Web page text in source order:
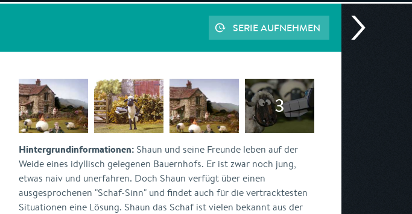
SERIE AUFNEHMEN
Hintergrundinformationen: Shaun und seine Freunde leben auf der
Weide eines idyllisch gelegenen Bauernhofs. Er ist zwar noch jung,
etwas naiv und unerfahren. Doch Shaun verfügt über einen
ausgesprochenen "Schaf-Sinn" und findet auch für die vertracktesten
Situationen eine Lösung. Shaun das Schaf ist vielen bekannt aus der